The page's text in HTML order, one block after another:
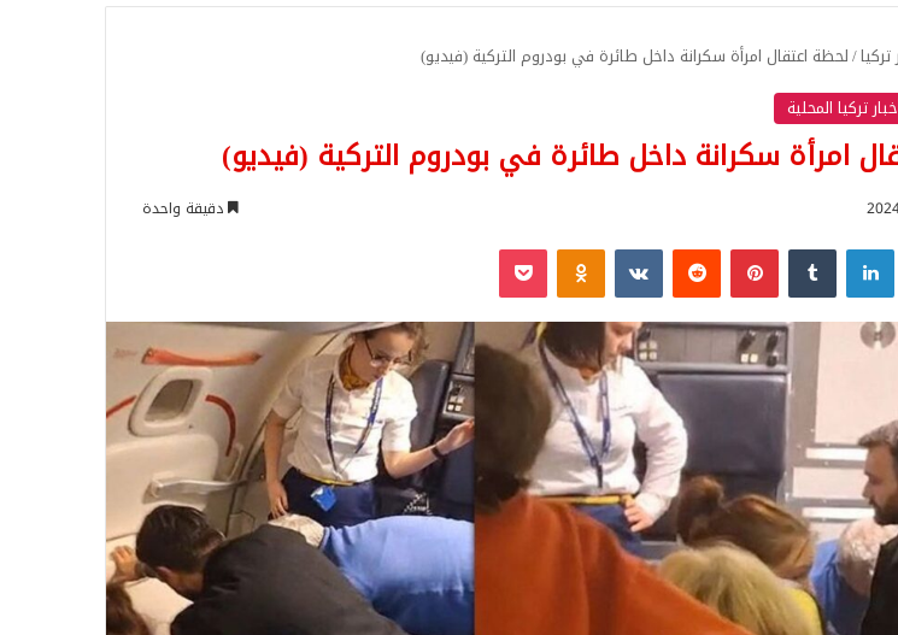
تركيا/لحظة اعتقال امرأة سكرانة داخل طائرة في بودروم التركية (فيديو)
تركيا المحلية
امرأة سكرانة داخل طائرة في بودروم التركية (فيديو)
دقيقة واحدة
لينكدإن بينتيريست Odnoklassniki
‫Pocket